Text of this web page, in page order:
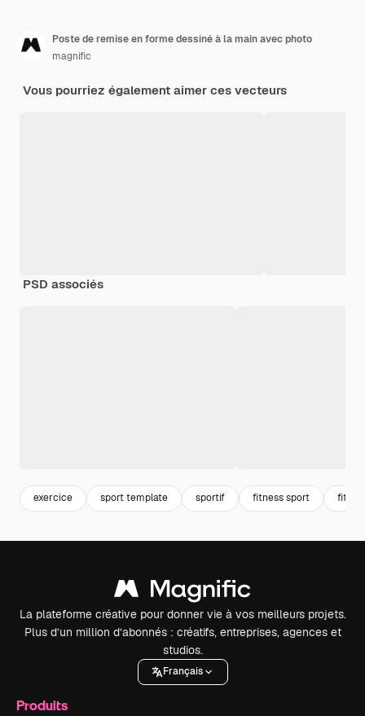
Poste de remise en forme dessiné à la main avec photo
magnific
Vous pourriez également aimer ces vecteurs
PSD associés
exercice sport template sportif fitness sport
La plateforme créative pour donner vie à vos meilleurs projets.
Plus d’un million d’abonnés : créatifs, entreprises, agences et
studios.
Français
Produits